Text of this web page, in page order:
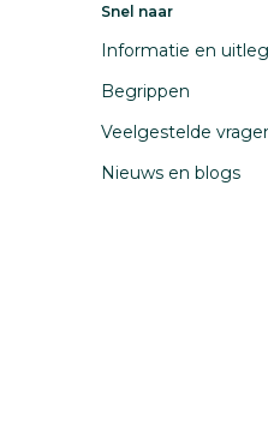
Snel naar
Informatie en uitleg
Begrippen
Veelgestelde
Nieuws en blogs